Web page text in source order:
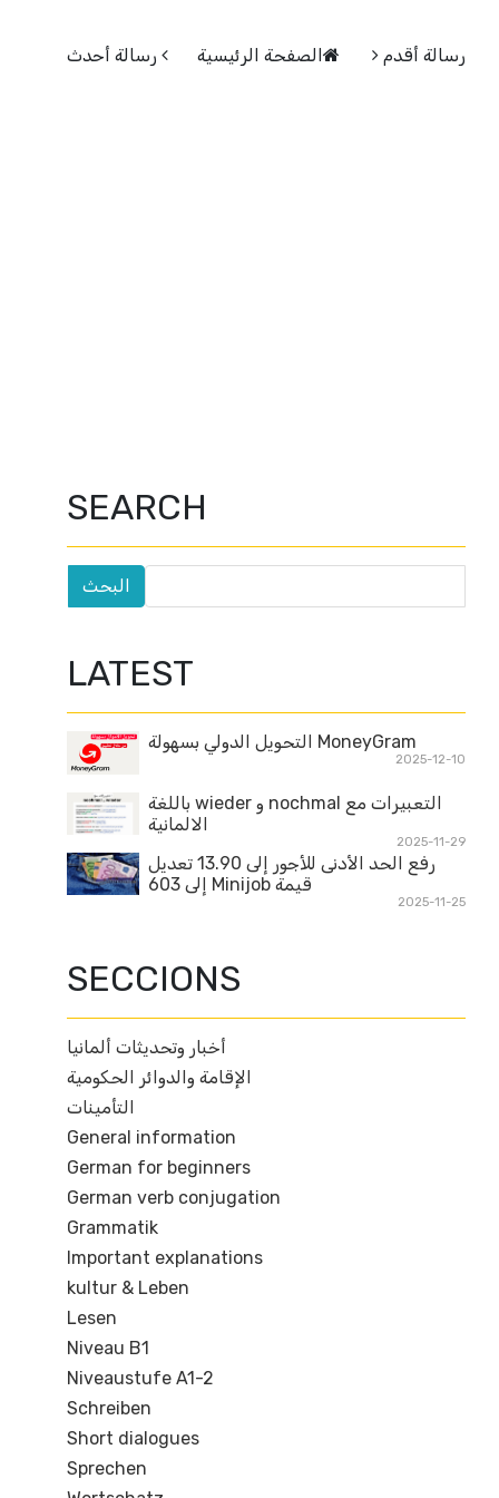
رسالة أحدث رسالة أقدم الصفحة الرئيسية
SEARCH
LATEST
MoneyGram التحويل الدولي بسهولة
2025-12-10
التعبيرات مع nochmal و wieder باللغة
الالمانية
2025-11-29
رفع الحد الأدنى للأجور إلى 13.90 تعديل
قيمة Minijob إلى 603
2025-11-25
SECCIONS
أخبار وتحديثات ألمانيا
الإقامة والدوائر الحكومية
التأمينات
General information
German for beginners
German verb conjugation
Grammatik
Important explanations
kultur & Leben
Lesen
Niveau B1
Niveaustufe A1-2
Schreiben
Short dialogues
Sprechen